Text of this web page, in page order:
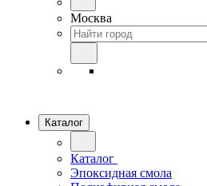
Москва
Каталог
Каталог
Эпоксидная смола